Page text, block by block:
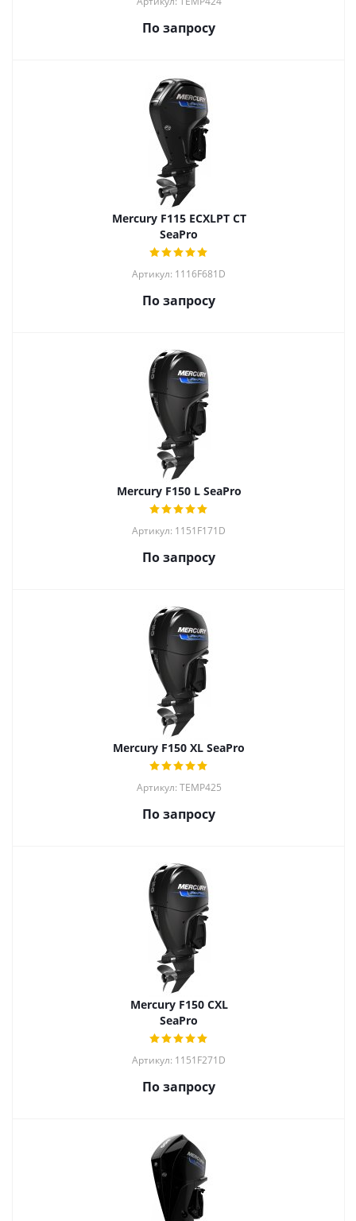
По запросу
Mercury F115 ECXLPT CT
SeaPro
Артикул: 1116F681D
По запросу
Mercury F150 L SeaPro
Артикул: 1151F171D
По запросу
Mercury F150 XL SeaPro
Артикул: TEMP425
По запросу
Mercury F150 CXL
SeaPro
Артикул: 1151F271D
По запросу